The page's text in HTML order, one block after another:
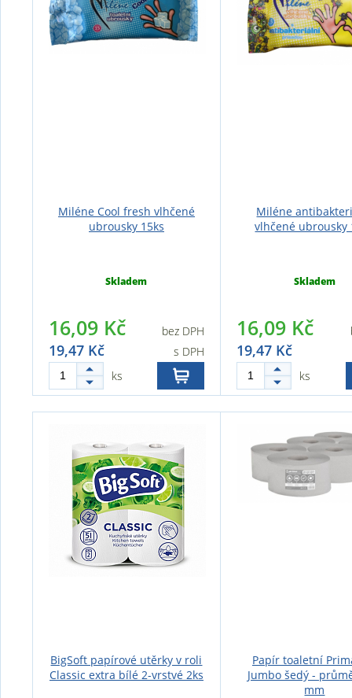
Miléne Cool fresh vlhčené
ubrousky 15ks
Skladem
16,09 Kč bez DPH
19,47 Kč
s DPH
ks
Miléne
vlhčené ubrousky
Skladem
16,09 Kč
19,47 Kč
ks
BigSoft papírové utěrky v roli
Classic extra bílé 2-vrstvé 2ks
Papír toaletní
Jumbo šedý -
mm